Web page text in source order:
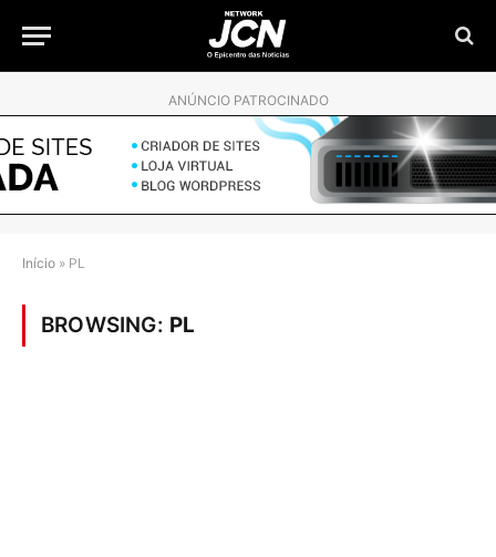
ANÚNCIO PATROCINADO
Início » PL
BROWSING: PL